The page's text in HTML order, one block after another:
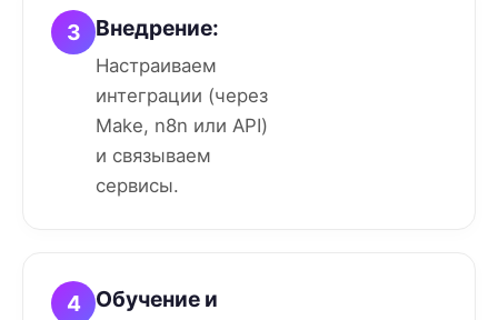
3 Внедрение:
Настраиваем
интеграции (через
Make, n8n или API)
и связываем
сервисы.
4
Обучение и